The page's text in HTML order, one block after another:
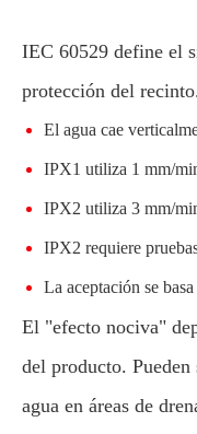
IEC 60529 define el
protección del
El agua cae
IPX1 utiliza 1 mm/
IPX2 utiliza 3 mm/
IPX2 requiere
La aceptación se
El "efecto nociva"
del producto. Pueden
agua en áreas de